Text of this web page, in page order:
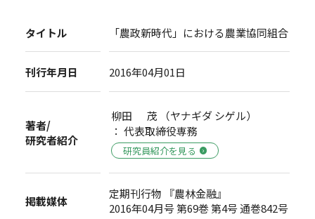
タイトル 「農政新時代」における農業協同組合
刊行年月日 2016年04月01日
著者/
研究者紹介
柳田 茂 （ヤナギダ シゲル）
： 代表取締役専務
研究員紹介を見る
掲載媒体
定期刊行物 『農林金融』
2016年04月号 第69巻 第4号 通巻842号